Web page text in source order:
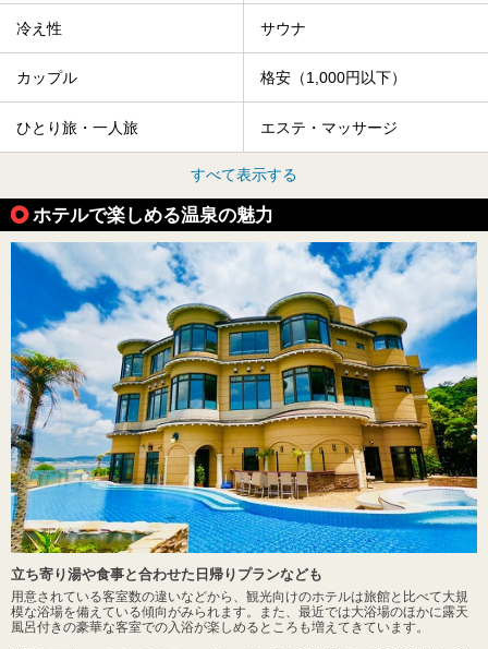
冷え性 サウナ
カップル 格安（1,000円以下）
ひとり旅・一人旅 エステ・マッサージ
すべて表示する
ホテルで楽しめる温泉の魅力
立ち寄り湯や食事と合わせた日帰りプランなども
用意されている客室数の違いなどから、観光向けのホテルは旅館と比べて大規
模な浴場を備えている傾向がみられます。また、最近では大浴場のほかに露天
風呂付きの豪華な客室での入浴が楽しめるところも増えてきています。